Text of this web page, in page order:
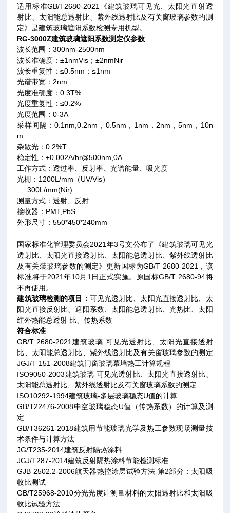
适用标准GB/T2680-2021《建筑玻璃可见光、太阳光直射透
射比、太阳能总透射比、紫外线透射比及有关窗玻璃参数的测
定》是建筑玻璃遮阳系数检测专用机型。
RG-3000Z建筑玻璃遮阳系数测定仪参数
波长范围：300nm-2500nm
波长准确度：±1nmVis ；±2nmNir
波长重复性：≤0.5nm ；≤1nm
光谱带宽： 2nm
光度准确度：0.3T%
光度重复性：≤0.2%
光度范围：0-3A
采样间隔：0.1nm,0.2nm ， 0.5nm ， 1nm ， 2nm ，5nm ， 10n
m
杂散光：0.2%T
稳定性：±0.002A/hr@500nm,0A
工作方式：透过率、反射率、光谱能量、吸光度
光栅： 1200L/mm （UV/Vis）
300L/mm(Nir)
测量方式：透射、反射
接收器： PMT,PbS
外形尺寸：550*450*240mm
国家标准化管理委员会2021 年3号文公布了《建筑玻璃可见光
透射比、太阳光直接透射比、太阳能总透射比、紫外线透射比
及有关装玻璃参数的测定》更新国标为GB/T 2680-2021 ，该
标准将于2021年10月 1 日正式实施。原国标GB/T 2680-94将
不再使用。
建筑玻璃检测的项目： 可见光透射比、太阳光直接透射比、太
阳光直接反射比、遮阳系数、太阳能总透射比、光热比、太阳
红外热能总透射 比、传热系数
符合标准
GB/T 2680-2021 建筑玻璃 可见光透射比、太阳光直接透射
比、太阳能总透射比、紫外线透射比及有关窗玻璃参数的测定
JGJ/T 151-2008建筑门窗玻璃幕墙热工计算规程
ISO9050-2003建筑玻璃 可见光透射比、太阳光直接透射比、
太阳能总透射比、紫外线透射比及有关窗玻璃系数的测定
ISO10292-1994建筑玻璃-多层玻璃稳态U值的计算
GB/T22476-2008中空玻璃稳态U值（传热系数）的计算及测
定
GB/T36261-2018建筑用节能玻璃光学及热工参数现场测量技
术条件与计算方法
JG/T235-2014建筑反射隔热涂料
JGJ/T287-2014建筑反射隔热涂料节能检测标准
GJB 2502.2-2006航天器热控涂层试验方法 第2部分：太阳吸
收比测试
GB/T25968-2010分光光度计测量材料的太阳透射比和太阳吸
收比试验方法